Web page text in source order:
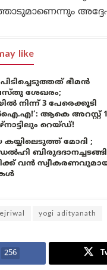
like
ഭീമൻ
ശേഖരം;
നിന്ന് 3 പേരെക്കൂടി
ആകെ അറസ്റ്റ്
റെയ്ഡ്!
മോദി ;
വൻ
yogi adityanath
256